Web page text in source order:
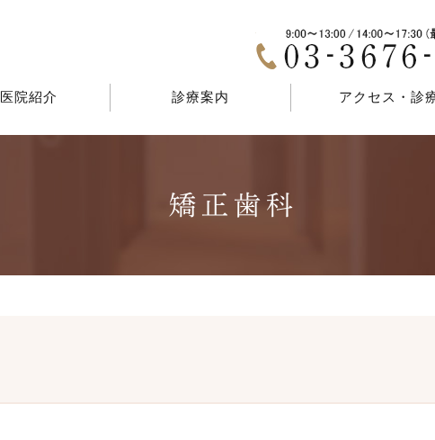
医院紹介 診療案内 アクセス・診
矯正歯科